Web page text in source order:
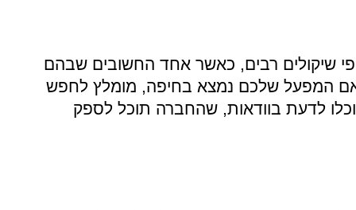
שיקולים רבים, כאשר אחד החשובים שבהם
המפעל שלכם נמצא בחיפה, מומלץ לחפש
לדעת בוודאות, שהחברה תוכל לספק